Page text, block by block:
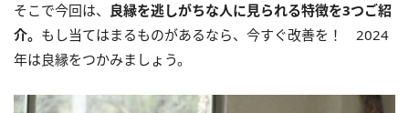
そこで今回は、 良縁を逃しがちな人に見られる特徴を3つご紹
介。 もし当てはまるものがあるなら、今すぐ改善を！ 2024
年は良縁をつかみましょう。